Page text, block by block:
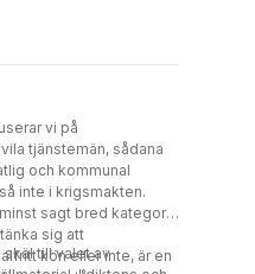
vi på
tjänstemän, sådana
och kommunal
inte i krigsmakten.
sagt bred kategori
sig att
kön eller inte, är en
till valet av